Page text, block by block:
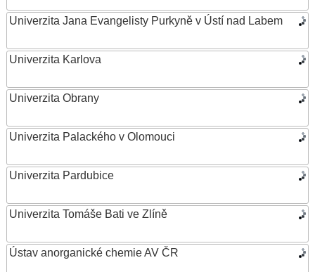
Univerzita Jana Evangelisty Purkyně v Ústí nad Labem
Univerzita Karlova
Univerzita Obrany
Univerzita Palackého v Olomouci
Univerzita Pardubice
Univerzita Tomáše Bati ve Zlíně
Ústav anorganické chemie AV ČR